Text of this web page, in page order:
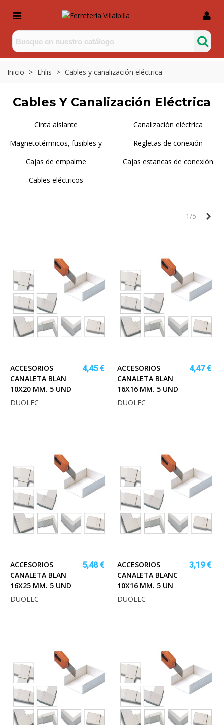
Inicio > Ehlis > Cables y canalización eléctrica
Cables Y Canalización Eléctrica
Cinta aislante
Canalización eléctrica
Magnetotérmicos, fusibles y
Regletas de conexión
Cajas de empalme
Cajas estancas de conexión
Cables eléctricos
1/5
ACCESORIOS
CANALETA BLAN
10X20 MM. 5 UND
4,45 €
DUOLEC
ACCESORIOS
CANALETA BLAN
16X16 MM. 5 UND
4,47 €
DUOLEC
ACCESORIOS
CANALETA BLAN
16X25 MM. 5 UND
5,48 €
DUOLEC
ACCESORIOS
CANALETA BLANC
10X16 MM. 5 UN
3,19 €
DUOLEC